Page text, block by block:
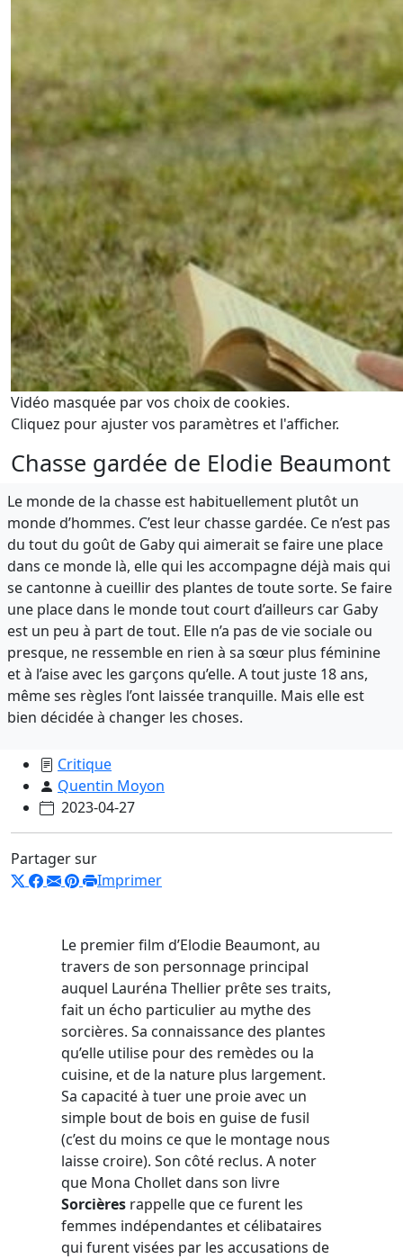
Vidéo masquée par vos choix de cookies.
Cliquez pour ajuster vos paramètres et l'afficher.
Chasse gardée de Elodie Beaumont
Le monde de la chasse est habituellement plutôt un
monde d’hommes. C’est leur chasse gardée. Ce n’est pas
du tout du goût de Gaby qui aimerait se faire une place
dans ce monde là, elle qui les accompagne déjà mais qui
se cantonne à cueillir des plantes de toute sorte. Se faire
une place dans le monde tout court d’ailleurs car Gaby
est un peu à part de tout. Elle n’a pas de vie sociale ou
presque, ne ressemble en rien à sa sœur plus féminine
et à l’aise avec les garçons qu’elle. A tout juste 18 ans,
même ses règles l’ont laissée tranquille. Mais elle est
bien décidée à changer les choses.
Critique
Quentin Moyon
2023-04-27
Partager sur
Imprimer
Le premier film d’Elodie Beaumont, au
travers de son personnage principal
auquel Lauréna Thellier prête ses traits,
fait un écho particulier au mythe des
sorcières. Sa connaissance des plantes
qu’elle utilise pour des remèdes ou la
cuisine, et de la nature plus largement.
Sa capacité à tuer une proie avec un
simple bout de bois en guise de fusil
(c’est du moins ce que le montage nous
laisse croire). Son côté reclus. A noter
que Mona Chollet dans son livre
Sorcières rappelle que ce furent les
femmes indépendantes et célibataires
qui furent visées par les accusations de